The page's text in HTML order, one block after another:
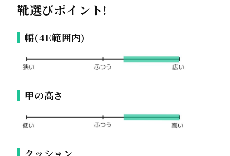
靴選びポイント!
幅(4E範囲内)
甲の高さ